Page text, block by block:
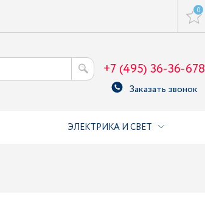
0
+7 (495) 36-36-678
Заказать звонок
ЭЛЕКТРИКА И СВЕТ